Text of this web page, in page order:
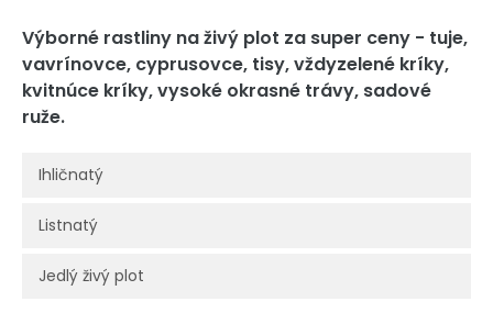
Výborné rastliny na živý plot za super ceny - tuje,
vavrínovce, cyprusovce, tisy, vždyzelené kríky,
kvitnúce kríky, vysoké okrasné trávy, sadové
ruže.
Ihličnatý
Listnatý
Jedlý živý plot